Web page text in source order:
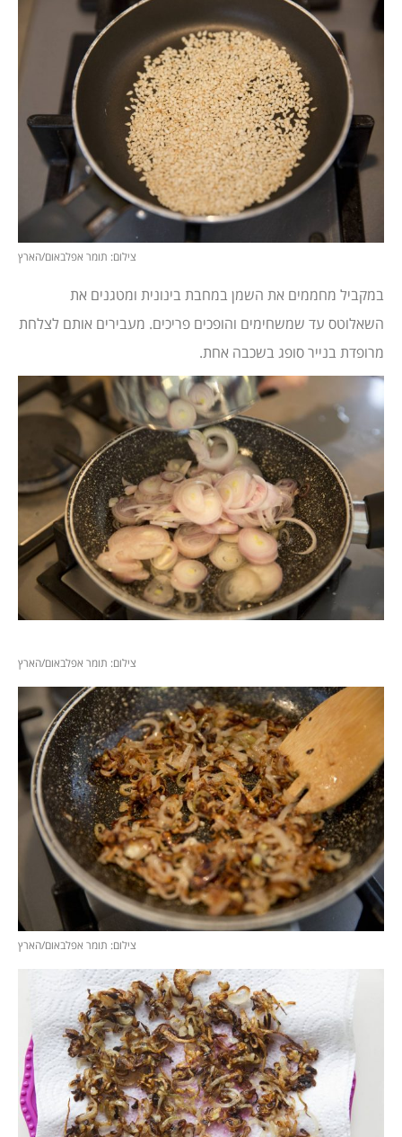
צילום: תומר אפלבאום/הארץ
במקביל מחממים את השמן במחבת בינונית ומטגנים את
השאלוטס עד שמשחימים והופכים פריכים. מעבירים אותם לצלחת
מרופדת בנייר סופג בשכבה אחת.
צילום: תומר אפלבאום/הארץ
צילום: תומר אפלבאום/הארץ